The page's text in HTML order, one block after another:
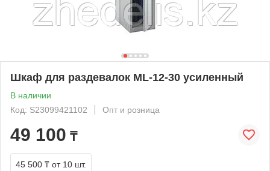
Шкаф для раздевалок ML-12-30 усиленный
В наличии
Код: S23099421102
Опт и розница
49 100 ₸
45 500 ₸ от 10 шт.